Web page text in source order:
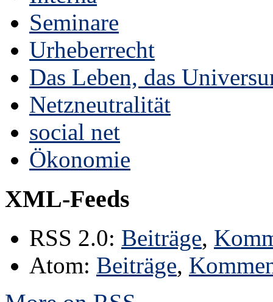
Seminare
Urheberrecht
Das Leben, das
Netzneutralität
social net
Ökonomie
XML-Feeds
RSS 2.0: Beiträge,
Atom: Beiträge,